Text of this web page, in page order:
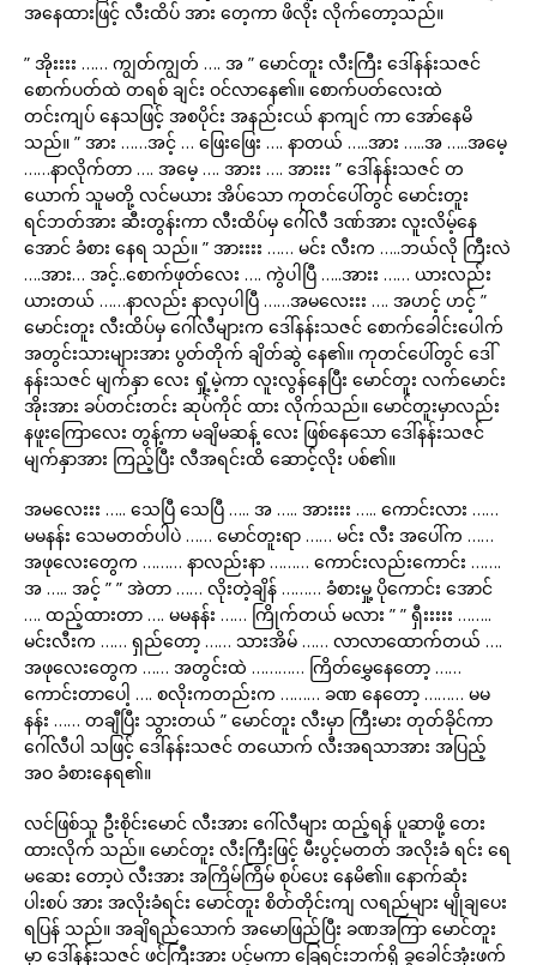
အနေထားဖြင့် လီးထိပ် အား တေ့ကာ ဖိလိုး လိုက်တော့သည်။
” အိုးးးး …… ကျွတ်ကျွတ် …. အ ” မောင်တူး လီးကြီး ဒေါ်နန်းသဇင်
စောက်ပတ်ထဲ တရစ် ချင်း ဝင်လာနေ၏။ စောက်ပတ်လေးထဲ
တင်းကျပ် နေသဖြင့် အစပိုင်း အနည်းငယ် နာကျင် ကာ အော်နေမိ
သည်။ ” အား ……အင့် … ဖြေးဖြေး …. နာတယ် …..အား …..အ …..အမေ့
……နာလိုက်တာ …. အမေ့ …. အားး …. အားးး ” ဒေါ်နန်းသဇင် တ
ယောက် သူမတို့ လင်မယား အိပ်သော ကုတင်ပေါ်တွင် မောင်းတူး
ရင်ဘတ်အား ဆီးတွန်းကာ လီးထိပ်မှ ဂေါ်လီ ဒဏ်အား လူးလိမ့်နေ
အောင် ခံစား နေရ သည်။ ” အားးးး …… မင်း လီးက …..ဘယ်လို ကြီးလဲ
….အား… အင့်..စောက်ဖုတ်လေး …. ကွဲပါပြီ …..အားး …… ယားလည်း
ယားတယ် ……နာလည်း နာလှပါပြီ ……အမလေးးး …. အဟင့် ဟင့် ”
မောင်းတူး လီးထိပ်မှ ဂေါ်လီများက ဒေါ်နန်းသဇင် စောက်ခေါင်းပေါက်
အတွင်းသားများအား ပွတ်တိုက် ချိတ်ဆွဲ နေ၏။ ကုတင်ပေါ်တွင် ဒေါ်
နန်းသဇင် မျက်နှာ လေး ရှုံ့မဲ့ကာ လူးလွန်နေပြီး မောင်တူး လက်မောင်း
အိုးအား ခပ်တင်းတင်း ဆုပ်ကိုင် ထား လိုက်သည်။ မောင်တူးမှာလည်း
နဖူးကြောလေး တွန့်ကာ မချိမဆန့် လေး ဖြစ်နေသော ဒေါ်နန်းသဇင်
မျက်နှာအား ကြည့်ပြီး လီအရင်းထိ ဆောင့်လိုး ပစ်၏။
အမလေးးး ….. သေပြီ သေပြီ ….. အ ….. အားးးး ….. ကောင်းလား ……
မမနန်း သေမတတ်ပါပဲ …… မောင်တူးရာ …… မင်း လီး အပေါ်က ……
အဖုလေးတွေက ……… နာလည်းနာ ……… ကောင်းလည်းကောင်း …….
အ ….. အင့် ” ” အဲတာ …… လိုးတဲ့ချိန် ……… ခံစားမှု့ ပိုကောင်း အောင်
…. ထည့်ထားတာ …. မမနန်း …… ကြိုက်တယ် မလား ” ” ရှီးးးးး ……..
မင်းလီးက …… ရှည်တော့ …… သားအိမ် …… လာလာထောက်တယ် ….
အဖုလေးတွေက …… အတွင်းထဲ ………… ကြိတ်မွှေနေတော့ ……
ကောင်းတာပေါ့ …. စလိုးကတည်းက ……… ခဏ နေတော့ ……… မမ
နန်း …… တချီပြီး သွားတယ် ” မောင်တူး လီးမှာ ကြီးမား တုတ်ခိုင်ကာ
ဂေါ်လီပါ သဖြင့် ဒေါ်နန်းသဇင် တယောက် လီးအရသာအား အပြည့်
အဝ ခံစားနေရ၏။
လင်ဖြစ်သူ ဦးစိုင်းမောင် လီးအား ဂေါ်လီများ ထည့်ရန် ပူဆာဖို့ တေး
ထားလိုက် သည်။ မောင်တူး လီးကြီးဖြင့် မီးပွင့်မတတ် အလိုးခံ ရင်း ရေ
မဆေး တော့ပဲ လီးအား အကြိမ်ကြိမ် စုပ်ပေး နေမိ၏။ နောက်ဆုံး
ပါးစပ် အား အလိုးခံရင်း မောင်တူး စိတ်တိုင်းကျ လရည်များ မျိုချပေး
ရပြန် သည်။ အချိရည်သောက် အမောဖြည်ပြီး ခဏအကြာ မောင်တူး
မှာ ဒေါ်နန်းသဇင် ဖင်ကြီးအား ပင့်မကာ ခြေရင်းဘက်ရှိ ခွခေါင်အုံးဖက်